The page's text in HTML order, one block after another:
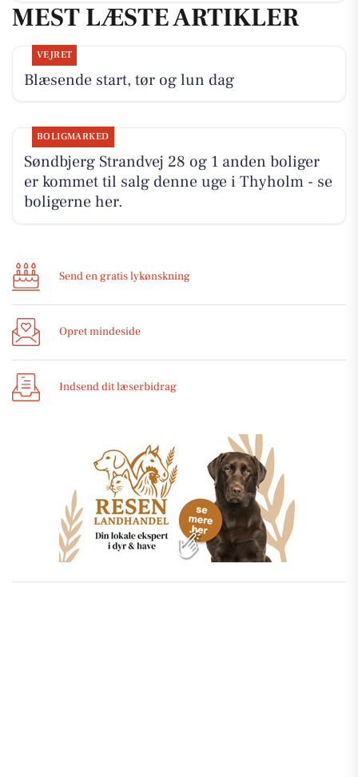
MEST LÆSTE ARTIKLER
VEJRET
Blæsende start, tør og lun dag
BOLIGMARKED
Søndbjerg Strandvej 28 og 1 anden boliger
er kommet til salg denne uge i Thyholm - se
boligerne her.
Send en gratis lykønskning
Opret mindeside
Indsend dit læserbidrag